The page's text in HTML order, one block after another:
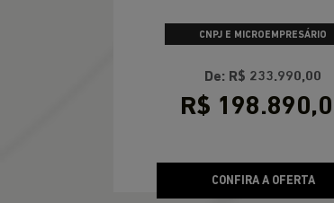
CNPJ E MICROEMPRESÁRIO
R$ 159.990,00